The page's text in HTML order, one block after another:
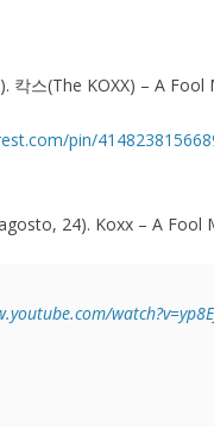
칵스(The KOXX) – A
pin/
24). Koxx – A